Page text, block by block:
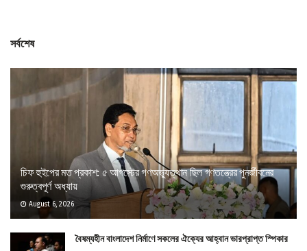
সর্বশেষ
চিফ হুইপের মত প্রকাশ: ৫ আগস্টের গণঅভ্যুত্থান ছিল গণতন্ত্রের পুনর্জীবনের
গুরুত্বপূর্ণ অধ্যায়
August 6, 2026
বৈষম্যহীন বাংলাদেশ নির্মাণে সকলের ঐক্যের আহ্বান ভারপ্রাপ্ত স্পিকার